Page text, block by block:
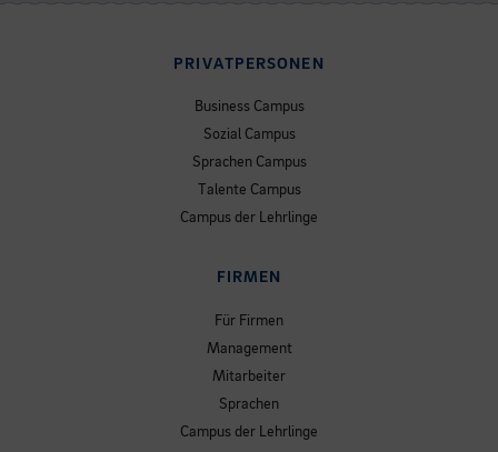
PRIVATPERSONEN
Business Campus
Sozial Campus
Sprachen Campus
Talente Campus
Campus der Lehrlinge
FIRMEN
Für Firmen
Management
Mitarbeiter
Sprachen
Campus der Lehrlinge